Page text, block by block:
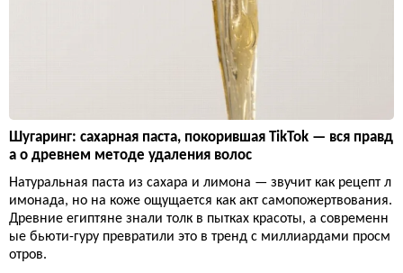
Шугаринг: сахарная паста, покорившая TikTok — вся правд
а о древнем методе удаления волос
Натуральная паста из сахара и лимона — звучит как рецепт л
имонада, но на коже ощущается как акт самопожертвования.
Древние египтяне знали толк в пытках красоты, а современн
ые бьюти-гуру превратили это в тренд с миллиардами просм
отров.